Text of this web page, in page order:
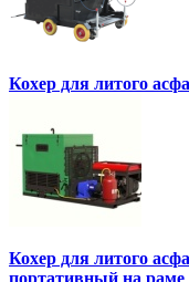
Кохер для литого
Кохер для литого
портативный на раме